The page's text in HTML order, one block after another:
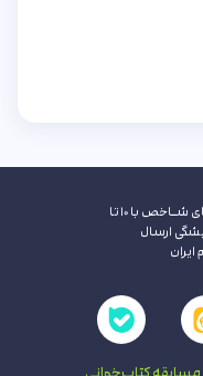
شــبکه توزیـع کتاب‌های شـاخص با ۱۰ تا
ارسال